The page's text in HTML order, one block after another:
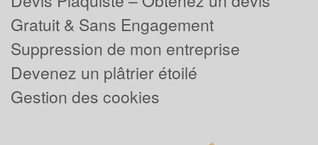
Gratuit & Sans Engagement
Suppression de mon entreprise
Devenez un plâtrier étoilé
Gestion des cookies